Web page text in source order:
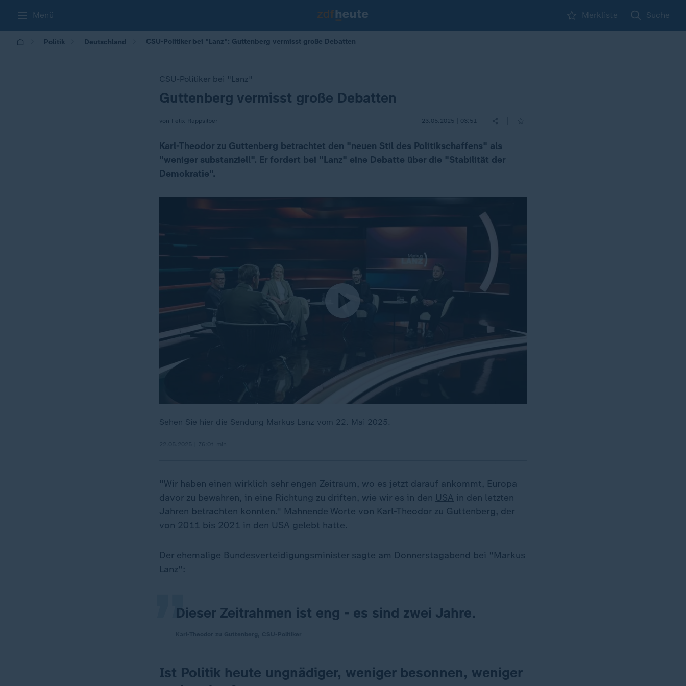
Menü Merkliste Suche
Politik Deutschland CSU-Politiker bei "Lanz": Guttenberg vermisst große Debatten
CSU-Politiker bei "Lanz"
:
Guttenberg vermisst große Debatten
von Felix Rappsilber 23.05.2025 | 03:51
Karl-Theodor zu Guttenberg betrachtet den "neuen Stil des Politikschaffens" als
"weniger substanziell". Er fordert bei "Lanz" eine Debatte über die "Stabilität der
Demokratie".
Sehen Sie hier die Sendung Markus Lanz vom 22. Mai 2025.
"Wir haben einen wirklich sehr engen Zeitraum, wo es jetzt darauf ankommt, Europa
davor zu bewahren, in eine Richtung zu driften, wie wir es in den USA in den letzten
Jahren betrachten konnten." Mahnende Worte von Karl-Theodor zu Guttenberg, der
von 2011 bis 2021 in den USA gelebt hatte.
Der ehemalige Bundesverteidigungsminister sagte am Donnerstagabend bei "Markus
Lanz":
Dieser Zeitrahmen ist eng - es sind zwei Jahre.
„
Ist Politik heute ungnädiger, weniger besonnen, weniger